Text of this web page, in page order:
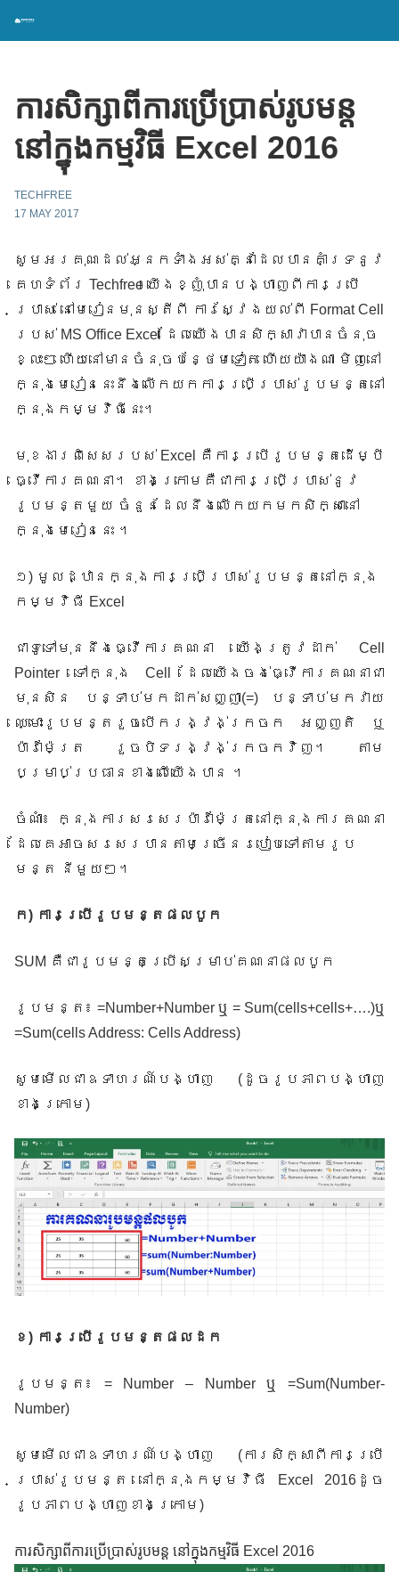
ការសិក្សាពីការប្រើប្រាស់រូបមន្ត
នៅក្នុងកម្មវិធី Excel 2016
TECHFREE
17 MAY 2017
សូមអរគុណដល់អ្នកទាំងអស់គ្នាដែលបានគាំទ្រនូវ
គេហទំព័រ Techfree យើងខ្ញុំបានបង្ហាញពីការប្រើ
ប្រាស់ នៅមេរៀនមុនស្តីពី ការស្វែង​យល់ពី Format Cell
របស់ MS Office Excel ដែលយើងបានសិក្សាវាបានចំនុច
ខ្លះៗ ហើយនៅមានចំនុចបន្ថែមទៀត ហើយយ៉ាងណា មិញនៅ
ក្នុងមេរៀននេះនឹងលើកយកការប្រើប្រាស់រូបមន្តនៅ
ក្នុងកម្មវិធីនេះ។
មុខងារពិសេសរបស់ Excel
គឺការប្រើរូបមន្តដើម្បី
ធ្វើការគណនា។ ខាងក្រោមគឺជាការប្រើប្រាស់នូវ
រូបមន្តមួយ ចំនួនដែលនឹងលើកយកមកសិក្សានៅ
ក្នុងមេរៀននេះ ។
១ ) មូលដ្ឋានក្នុងការប្រើប្រាស់រូបមន្តនៅក្នុង
កម្មវិធី Excel
ជាទូទៅមុននឹងធ្វើការគណនា យើងត្រូវដាក់ Cell
Pointer ទៅក្នុង Cell ដែលយើងចង់ធ្វើការគណនាជា
មុនសិន បន្ទាប់មកដាក់សញ្ញា(=)
បន្ទាប់មកវាយ​
ឈ្មោះ​រូបមន្តរួចបើករង្វង់ក្រចក អញ្ញតិ ឬ
ប៉ារ៉ាម៉ែត្រ រួចបិទរង្វង់ក្រចកវិញ។ តាម
បម្រាប់​ប្រធាន​ខាងលើយើងបាន ។
ចំណាំ៖ ក្នុងការសរសេរប៉ារ៉ាម៉ែត្រនៅក្នុងការគណនា
ដែលគេអាចសរសេរបានតាមច្រើន​របៀប​ទៅតាមរូប
មន្ត នីមួយៗ។​
ក) ការប្រើរូបមន្តផលបូក
SUM គឺជារូបមន្តប្រើសម្រាប់គណនាផលបូក
រូបមន្ត៖​ =Number+Number ឬ ​= Sum(cells+cells+….)ឬ
​=Sum(cells Address: Cells Address)
សូមមើលជាឧទាហរណ៍បង្ហាញ ( ដូចរូបភាពបង្ហាញ
ខាងក្រោម )
ខ ) ការប្រើរូបមន្តផលដក
រូបមន្ត៖ = Number – Number ឬ =Sum(Number-
Number)
សូមមើលជាឧទាហរណ៍បង្ហាញ ( ការសិក្សាពីការប្រើ
ប្រាស់រូបមន្ត នៅក្នុងកម្មវិធី Excel 2016ដូច
រូបភាពបង្ហាញខាងក្រោម )
ការសិក្សាពីការប្រើប្រាស់រូបមន្ត នៅក្នុងកម្មវិធី Excel 2016